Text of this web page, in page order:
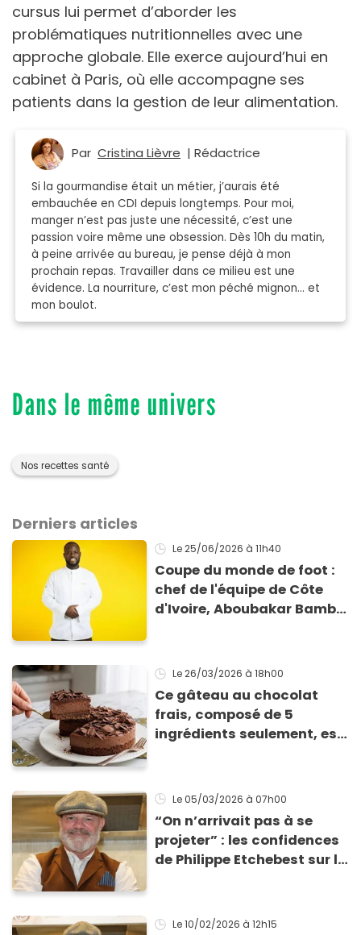
cursus lui permet d’aborder les
problématiques nutritionnelles avec une
approche globale. Elle exerce aujourd’hui en
cabinet à Paris, où elle accompagne ses
patients dans la gestion de leur alimentation.
Par Cristina Lièvre | Rédactrice
Si la gourmandise était un métier, j’aurais été
embauchée en CDI depuis longtemps. Pour moi,
manger n’est pas juste une nécessité, c’est une
passion voire même une obsession. Dès 10h du matin,
à peine arrivée au bureau, je pense déjà à mon
prochain repas. Travailler dans ce milieu est une
évidence. La nourriture, c’est mon péché mignon… et
mon boulot.
Dans le même univers
Nos recettes santé
Derniers articles
Le 25/06/2026 à 11h40
Coupe du monde de foot :
chef de l'équipe de Côte
d'Ivoire, Aboubakar Bamba
footballeurs
Le 26/03/2026 à 18h00
Ce gâteau au chocolat
frais, composé de 5
ingrédients seulement, est
monde en redemande !
Le 05/03/2026 à 07h00
“On n’arrivait pas à se
projeter” : les confidences
de Philippe Etchebest sur le
Le 10/02/2026 à 12h15